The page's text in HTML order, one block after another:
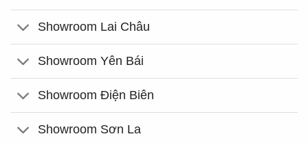
Showroom Lai Châu
Showroom Yên Bái
Showroom Điện Biên
Showroom Sơn La